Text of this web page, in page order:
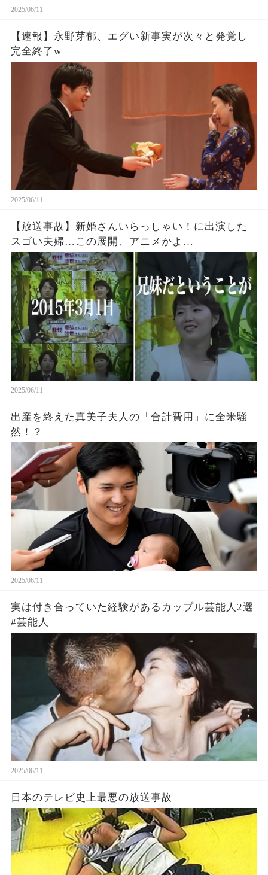
2025/06/11
【速報】永野芽郁、エグい新事実が次々と発覚し
完全終了w
2025/06/11
【放送事故】新婚さんいらっしゃい！に出演した
スゴい夫婦…この展開、アニメかよ…
2025/06/11
出産を終えた真美子夫人の「合計費用」に全米騒
然！？
2025/06/11
実は付き合っていた経験があるカップル芸能人2選
#芸能人
2025/06/11
日本のテレビ史上最悪の放送事故